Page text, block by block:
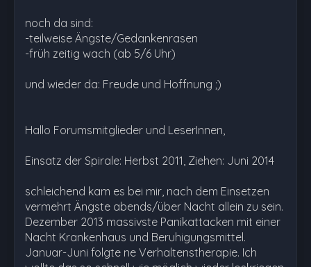
noch da sind:
-teilweise Ängste/Gedankenrasen
-früh zeitig wach (ab 5/6 Uhr)
und wieder da: Freude und Hoffnung ;)
Hallo Forumsmitglieder und LeserInnen,
Einsatz der Spirale: Herbst 2011, Ziehen: Juni 2014
schleichend kam es bei mir, nach dem Einsetzen
vermehrt Ängste abends/über Nacht allein zu sein.
Dezember 2013 massivste Panikattacken mit einer
Nacht Krankenhaus und Beruhigungsmittel.
Januar-Juni folgte ne Verhaltenstherapie. Ich